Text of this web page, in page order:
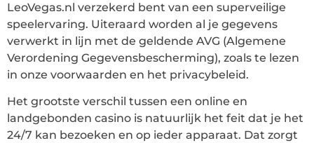
LeoVegas.nl verzekerd bent van een superveilige
speelervaring. Uiteraard worden al je gegevens
verwerkt in lijn met de geldende AVG (Algemene
Verordening Gegevensbescherming), zoals te lezen
in onze voorwaarden en het privacybeleid.
Het grootste verschil tussen een online en
landgebonden casino is natuurlijk het feit dat je het
24/7 kan bezoeken en op ieder apparaat. Dat zorgt